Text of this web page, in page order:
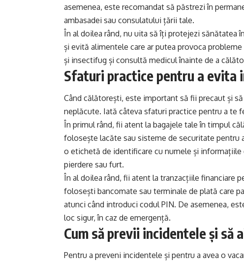
asemenea, este recomandat să păstrezi în
ambasadei sau consulatului țării tale.
În al doilea rând, nu uita să îți protejezi sănătatea
și evită alimentele care ar putea provoca
și insectifug și consultă medicul înainte de a
Sfaturi practice pentru a
Când călătorești, este important să fii precaut și
neplăcute. Iată câteva sfaturi practice pentru a te
În primul rând, fii atent la bagajele tale în timpul
folosește lacăte sau sisteme de securitate pentru
o etichetă de identificare cu numele și
pierdere sau furt.
În al doilea rând, fii atent la tranzacțiile financiare
folosești bancomate sau terminale de plată care
atunci când introduci codul PIN. De asemenea,
loc sigur, în caz de emergență.
Cum să previi incidentele și să
Pentru a preveni incidentele și pentru a avea o